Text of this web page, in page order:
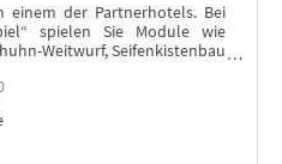
einem der Partnerhotels. Bei
spielen Sie Module wie
Weitwurf, Seifenkistenbau